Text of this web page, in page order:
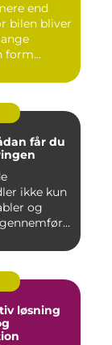
end
bilen bliver
form...
får du
ikke kun
og
løsning